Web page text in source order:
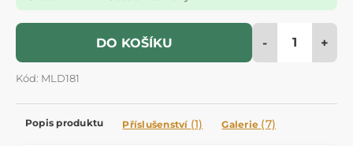
DO KOŠÍKU - +
Kód: MLD181
Popis produktu Příslušenství (1) Galerie (7)